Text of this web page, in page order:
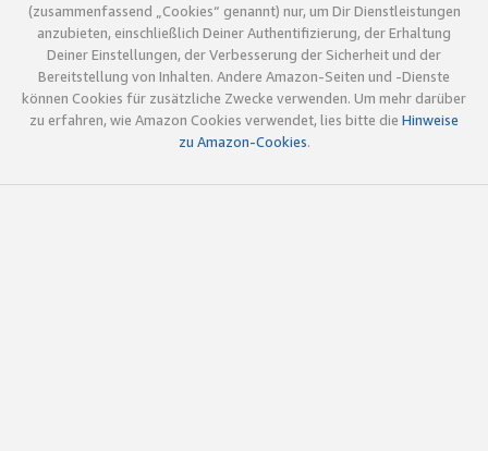
(zusammenfassend „Cookies“ genannt) nur, um Dir Dienstleistungen
anzubieten, einschließlich Deiner Authentifizierung, der Erhaltung
Deiner Einstellungen, der Verbesserung der Sicherheit und der
Bereitstellung von Inhalten. Andere Amazon-Seiten und -Dienste
können Cookies für zusätzliche Zwecke verwenden. Um mehr darüber
zu erfahren, wie Amazon Cookies verwendet, lies bitte die Hinweise
zu Amazon-Cookies.